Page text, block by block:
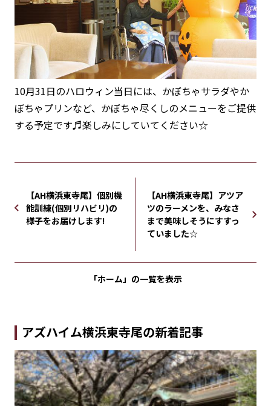
10月31日のハロウィン当日には、かぼちゃサラダやか
ぼちゃプリンなど、かぼちゃ尽くしのメニューをご提供
する予定です♬楽しみにしていてください☆
【AH横浜東寺尾】個別機
能訓練(個別リハビリ)の
様子をお届けします!
【AH横浜東寺尾】アツア
ツのラーメンを、みなさ
まで美味しそうにすすっ
ていました☆
「ホーム」の一覧を表示
アズハイム横浜東寺尾の新着記事